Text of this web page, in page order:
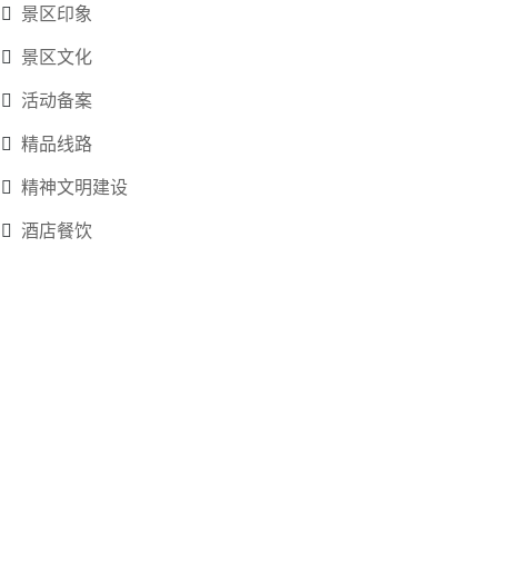
景区印象
景区文化
活动备案
精品线路
精神文明建设
酒店餐饮